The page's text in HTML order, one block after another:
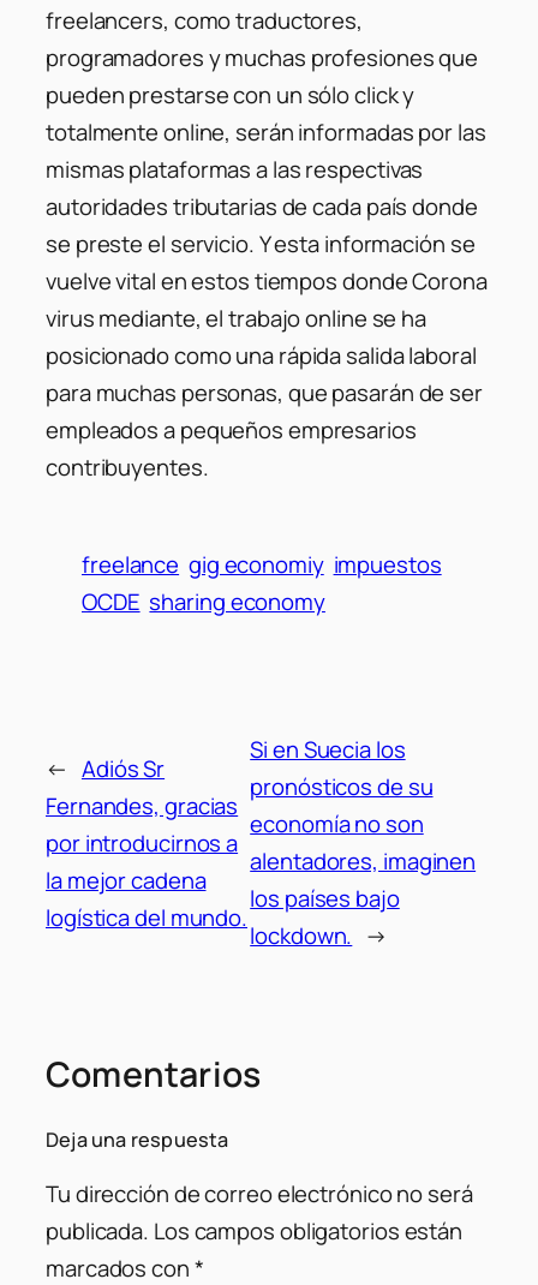
freelancers, como traductores,
programadores y muchas profesiones que
pueden prestarse con un sólo click y
totalmente online, serán informadas por las
mismas plataformas a las respectivas
autoridades tributarias de cada país donde
se preste el servicio. Y esta información se
vuelve vital en estos tiempos donde Corona
virus mediante, el trabajo online se ha
posicionado como una rápida salida laboral
para muchas personas, que pasarán de ser
empleados a pequeños empresarios
contribuyentes.
freelance gig economiy impuestos
OCDE sharing economy
← Adiós Sr
Fernandes, gracias
por introducirnos a
la mejor cadena
logística del mundo.
Si en Suecia los
pronósticos de su
economía no son
alentadores, imaginen
los países bajo
lockdown. →
Comentarios
Deja una respuesta
Tu dirección de correo electrónico no será
publicada. Los campos obligatorios están
marcados con*